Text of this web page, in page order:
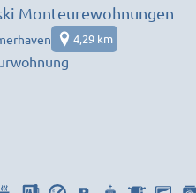
Monteurewohnungen
4,29 km